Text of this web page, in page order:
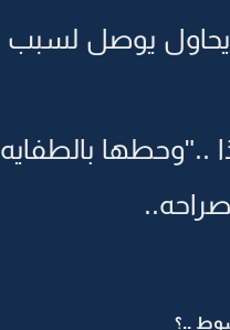
يوصل لسبب
.."وحطها بالطفايه
..؟